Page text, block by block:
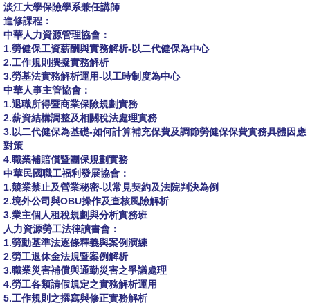
淡江大學保險學系兼任講師
進修課程：
中華人力資源管理協會：
1.勞健保工資薪酬與實務解析-以二代健保為中心
2.工作規則撰擬實務解析
3.勞基法實務解析運用-以工時制度為中心
中華人事主管協會：
1.退職所得暨商業保險規劃實務
2.薪資結構調整及相關稅法處理實務
3.以二代健保為基礎-如何計算補充保費及調節勞健保保費實務具體因應
對策
4.職業補賠償暨團保規劃實務
中華民國職工福利發展協會：
1.競業禁止及營業秘密-以常見契約及法院判決為例
2.境外公司與OBU操作及查核風險解析
3.業主個人租稅規劃與分析實務班
人力資源勞工法律讀書會：
1.勞動基準法逐條釋義與案例演練
2.勞工退休金法規暨案例解析
3.職業災害補償與通勤災害之爭議處理
4.勞工各類請假規定之實務解析運用
5.工作規則之撰寫與修正實務解析